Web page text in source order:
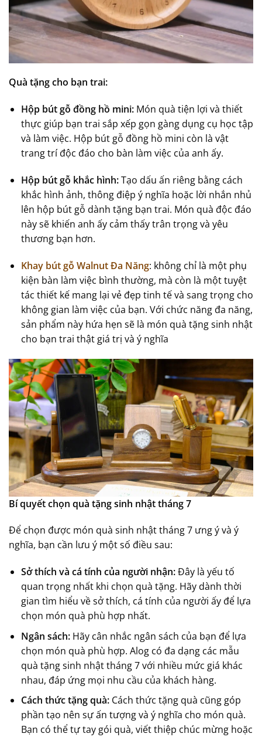
Quà tặng cho bạn trai:
Hộp bút gỗ đồng hồ mini:Món quà tiện lợi và thiết
thực giúp bạn trai sắp xếp gọn gàng dụng cụ học tập
và làm việc. Hộp bút gỗ đồng hồ mini còn là vật
trang trí độc đáo cho bàn làm việc của anh ấy.
Hộp bút gỗ khắc hình:Tạo dấu ấn riêng bằng cách
khắc hình ảnh, thông điệp ý nghĩa hoặc lời nhắn nhủ
lên hộp bút gỗ dành tặng bạn trai. Món quà độc đáo
này sẽ khiến anh ấy cảm thấy trân trọng và yêu
thương bạn hơn.
Khay bút gỗ Walnut Đa Năng: không chỉ là một phụ
kiện bàn làm việc bình thường, mà còn là một tuyệt
tác thiết kế mang lại vẻ đẹp tinh tế và sang trọng cho
không gian làm việc của bạn. Với chức năng đa năng,
sản phẩm này hứa hẹn sẽ là món quà tặng sinh nhật
cho bạn trai thật giá trị và ý nghĩa
Bí quyết chọn quà tặng sinh nhật tháng 7
Để chọn được món quà sinh nhật tháng 7 ưng ý và ý
nghĩa, bạn cần lưu ý một số điều sau:
Sở thích và cá tính của người nhận:Đây là yếu tố
quan trọng nhất khi chọn quà tặng. Hãy dành thời
gian tìm hiểu về sở thích, cá tính của người ấy để lựa
chọn món quà phù hợp nhất.
Ngân sách:Hãy cân nhắc ngân sách của bạn để lựa
chọn món quà phù hợp. Alog có đa dạng các mẫu
quà tặng sinh nhật tháng 7 với nhiều mức giá khác
nhau, đáp ứng mọi nhu cầu của khách hàng.
Cách thức tặng quà:Cách thức tặng quà cũng góp
phần tạo nên sự ấn tượng và ý nghĩa cho món quà.
Bạn có thể tự tay gói quà, viết thiệp chúc mừng hoặc